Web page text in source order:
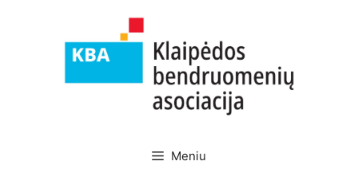
Meniu